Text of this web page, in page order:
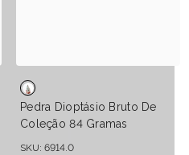
Pedra Dioptásio Bruto De
Coleção 84 Gramas
SKU: 6914.0